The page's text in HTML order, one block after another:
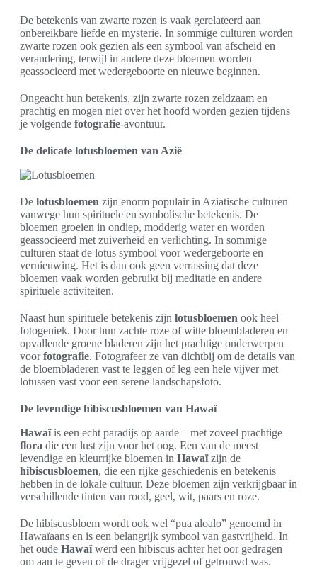
De betekenis van zwarte rozen is vaak gerelateerd aan
onbereikbare liefde en mysterie. In sommige culturen worden
zwarte rozen ook gezien als een symbool van afscheid en
verandering, terwijl in andere deze bloemen worden
geassocieerd met wedergeboorte en nieuwe beginnen.
Ongeacht hun betekenis, zijn zwarte rozen zeldzaam en
prachtig en mogen niet over het hoofd worden gezien tijdens
je volgende fotografie-avontuur.
De delicate lotusbloemen van Azië
De lotusbloemen zijn enorm populair in Aziatische culturen
vanwege hun spirituele en symbolische betekenis. De
bloemen groeien in ondiep, modderig water en worden
geassocieerd met zuiverheid en verlichting. In sommige
culturen staat de lotus symbool voor wedergeboorte en
vernieuwing. Het is dan ook geen verrassing dat deze
bloemen vaak worden gebruikt bij meditatie en andere
spirituele activiteiten.
Naast hun spirituele betekenis zijn lotusbloemen ook heel
fotogeniek. Door hun zachte roze of witte bloembladeren en
opvallende groene bladeren zijn het prachtige onderwerpen
voorfotografie. Fotografeer ze van dichtbij om de details van
de bloembladeren vast te leggen of leg een hele vijver met
lotussen vast voor een serene landschapsfoto.
De levendige hibiscusbloemen van Hawaï
Hawaïis een echt paradijs op aarde – met zoveel prachtige
flora die een lust zijn voor het oog. Een van de meest
levendige en kleurrijke bloemen in Hawaïzijn de
hibiscusbloemen, die een rijke geschiedenis en betekenis
hebben in de lokale cultuur. Deze bloemen zijn verkrijgbaar in
verschillende tinten van rood, geel, wit, paars en roze.
De hibiscusbloem wordt ook wel “pua aloalo” genoemd in
Hawaïaans en is een belangrijk symbool van gastvrijheid. In
het oude Hawaïwerd een hibiscus achter het oor gedragen
om aan te geven of de drager vrijgezel of getrouwd was.